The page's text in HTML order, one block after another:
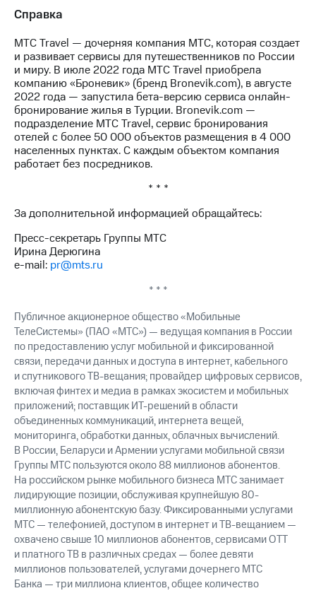
о
погашении
именных
облигаций
Другое
Регистратор
Реквизиты
Контакты
развитие
деловая этика
На главную
Справка
МТС Travel — дочерняя компания МТС, которая создает
и развивает сервисы для путешественников по России
и миру. В июле 2022 года МТС Travel приобрела
компанию «Броневик» (бренд Bronevik.com), в августе
2022 года — запустила бета-версию сервиса онлайн-
бронирование жилья в Турции. Bronevik.com —
подразделение МТС Travel, сервис бронирования
отелей с более 50 000 объектов размещения в 4 000
населенных пунктах. С каждым объектом компания
работает без посредников.
* * *
За дополнительной информацией обращайтесь:
Пресс-секретарь Группы МТС
Ирина Дерюгина
e-mail: pr@mts.ru
* * *
Публичное акционерное общество «Мобильные
ТелеСистемы» (ПАО «МТС») — ведущая компания в России
по предоставлению услуг мобильной и фиксированной
связи, передачи данных и доступа в интернет, кабельного
и спутникового ТВ-вещания; провайдер цифровых сервисов,
включая финтех и медиа в рамках экосистем и мобильных
приложений; поставщик ИТ-решений в области
объединенных коммуникаций, интернета вещей,
мониторинга, обработки данных, облачных вычислений.
В России, Беларуси и Армении услугами мобильной связи
Группы МТС пользуются около 88 миллионов абонентов.
На российском рынке мобильного бизнеса МТС занимает
лидирующие позиции, обслуживая крупнейшую 80-
миллионную абонентскую базу. Фиксированными услугами
МТС — телефонией, доступом в интернет и ТВ-вещанием —
охвачено свыше 10 миллионов абонентов, сервисами OTT
и платного ТВ в различных средах — более девяти
миллионов пользователей, услугами дочернего МТС
Банка — три миллиона клиентов, общее количество